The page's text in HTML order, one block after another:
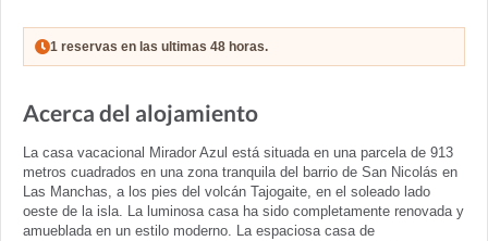
1 reservas en las ultimas 48 horas.
Acerca del alojamiento
La casa vacacional Mirador Azul está situada en una parcela de 913
metros cuadrados en una zona tranquila del barrio de San Nicolás en
Las Manchas, a los pies del volcán Tajogaite, en el soleado lado
oeste de la isla. La luminosa casa ha sido completamente renovada y
amueblada en un estilo moderno. La espaciosa casa de